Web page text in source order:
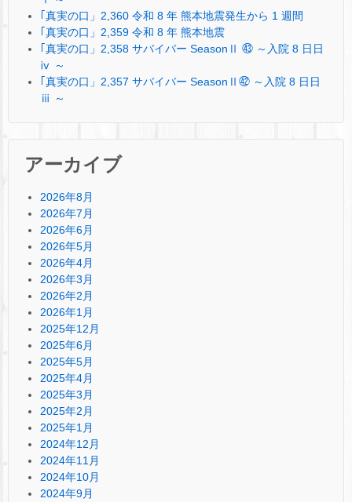
｢真実の口」2,360 令和 8 年 熊本地震発生から 1 週間
｢真実の口」2,359 令和 8 年 熊本地震
｢真実の口」2,358 サバイバー SeasonⅡ ㊸ ～入院 8 日日
ⅳ ～
｢真実の口」2,357 サバイバー SeasonⅡ㊷ ～入院 8 日日
ⅲ ～
アーカイブ
2026年8月
2026年7月
2026年6月
2026年5月
2026年4月
2026年3月
2026年2月
2026年1月
2025年12月
2025年6月
2025年5月
2025年4月
2025年3月
2025年2月
2025年1月
2024年12月
2024年11月
2024年10月
2024年9月